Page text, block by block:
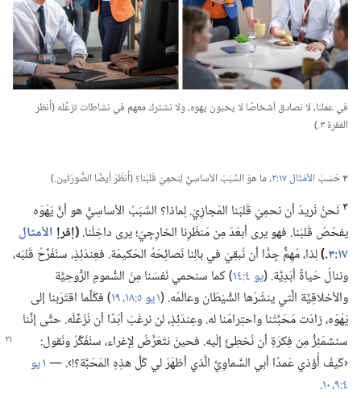
في عملنا،‏ لا نصادق أشخاصًا لا يحبون يهوه،‏ ولا نشترك معهم في نشاطات تزعِّله (‏أُنظر
الفقرة ٣.‏)‏
٣حَسَبَالأمْثَال ١٧:‏٣
‏،‏ ما هوَ السَّبَبُ الأساسِيُّ لِنحمِيَ قَلبَنا؟‏ (‏أُنظُرْ أيضًا الصُّورَتَين.‏)‏
٣ نَحنُ نُريدُ أن نحمِيَ قَلبَنا المَجازِيّ.‏ لِماذا؟‏ السَّبَبُ الأساسِيُّ هو أنَّ يَهْوَه
يفحَصُ قَلبَنا.‏ فهو يرى أبعَدَ مِن مَنظَرِنا الخارِجِيّ؛‏ يرى داخِلَنا.‏‏(‏إقرإ الأمثال
١٧:‏٣ ‏.‏)‏لِذا،‏ مُهِمٌّ جِدًّا أن نُبقِيَ في بالِنا نَصائِحَهُ الحَكيمَة.‏ فعِندَئِذٍ،‏ سنُفَرِّحُ قَلبَه،‏
وننالُ حَياةً أبَدِيَّة.‏ (‏يو ٤:‏١٤
‏)‏ كما سنحمي نَفسَنا مِنَ السُّمومِ الرُّوحِيَّة
والأخلاقِيَّة الَّتي ينشُرُها الشَّيْطَان وعالَمُه.‏ (‏١ يو ٥:‏١٨،‏ ١٩
‏)‏ فكُلَّما اقتَرَبنا إلى
يَهْوَه،‏ زادَت مَحَبَّتُنا واحتِرامُنا له.‏ وعِندَئِذٍ،‏ لن نرغَبَ أبَدًا أن نُزَعِّلَه.‏ حتَّى إنَّنا
سنشمَئِزُّ مِن فِكرَةِ أن نُخطِئَ إلَيه.‏ فحينَ نتَعَرَّضُ لِإغراء،‏ سنُفَكِّرُ ونَقول:‏
‹كَيفَ أُؤذي عَمدًا أبي السَّماوِيَّ الَّذي أظهَرَ لي كُلَّ هذِهِ المَحَبَّة؟‏!‏›.‏ —‏ ١ يو
٤:‏٩،‏ ١٠
‏.‏